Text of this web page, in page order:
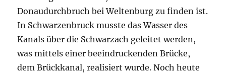
Donaudurchbruch bei Weltenburg zu finden ist.
In Schwarzenbruck musste das Wasser des
Kanals über die Schwarzach geleitet werden,
was mittels einer beeindruckenden Brücke,
dem Brückkanal, realisiert wurde. Noch heute